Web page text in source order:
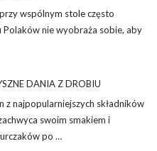
wspólnym stole często
nie wyobraża sobie, aby
DANIA Z DROBIU
najpopularniejszych składników
swoim smakiem i
po …